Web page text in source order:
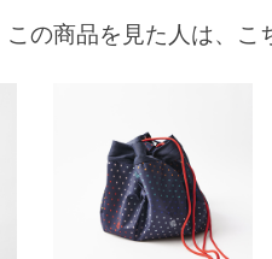
この商品を見た人は、こ